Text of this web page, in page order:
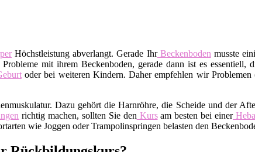
Höchstleistung abverlangt. Gerade IhrBeckenboden musste
Probleme mit ihrem Beckenboden, gerade dann ist es
oder bei weiteren Kindern. Daher empfehlen wir Problemen
Dazu gehört die Harnröhre, die Scheide und der
richtig machen, sollten Sie den Kursam besten bei einer
wie Joggen oder Trampolinspringen belasten den